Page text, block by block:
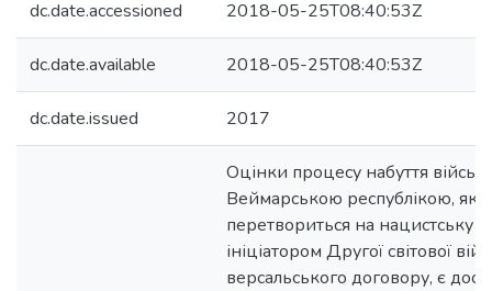
dc.date.accessioned 2018-05-25T08:40:53Z
dc.date.available 2018-05-25T08:40:53Z
dc.date.issued 2017
Оцінки процесу набуття
Веймарською республікою, яка
перетвориться на нацистську
ініціатором Другої світової
версальського договору, є